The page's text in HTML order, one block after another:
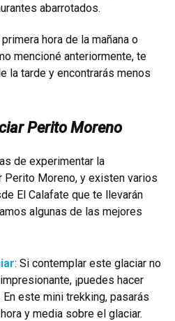
abarrotados.
hora de la mañana o
mencioné anteriormente, te
la tarde y encontrarás menos
Perito Moreno
de experimentar la
Perito Moreno, y existen varios
El Calafate que te llevarán
algunas de las mejores
: Si contemplar este glaciar no
¡puedes hacer
este mini trekking, pasarás
y media sobre el glaciar.